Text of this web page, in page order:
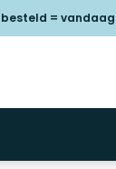
besteld =